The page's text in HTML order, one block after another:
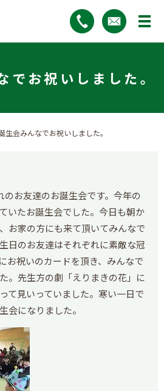
でお祝いしました。
生会みんなでお祝いしました。
のお友達のお誕生会です。今年の
いたお誕生会でした。今日も朝か
お家の方にも来て頂いてみんなで
日のお友達はそれぞれに素敵な冠
お祝いのカードを頂き、みんなで
。先生方の劇「えりまきの花」に
て見いっていました。寒い一日で
会になりました。